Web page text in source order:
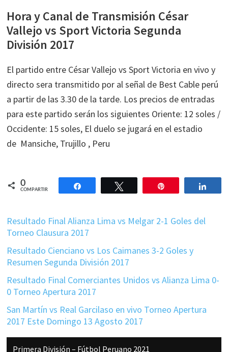
Hora y Canal de Transmisión César
Vallejo vs Sport Victoria Segunda
División 2017
El partido entre César Vallejo vs Sport Victoria en vivo y
directo sera transmitido por al señal de Best Cable perú
a partir de las 3.30 de la tarde. Los precios de entradas
para este partido serán los siguientes Oriente: 12 soles /
Occidente: 15 soles, El duelo se jugará en el estadio
de Mansiche, Trujillo , Peru
0
COMPARTIR
Compartir
Resultado Final Alianza Lima vs Melgar 2-1 Goles del
Torneo Clausura 2017
Resultado Cienciano vs Los Caimanes 3-2 Goles y
Resumen Segunda División 2017
Resultado Final Comerciantes Unidos vs Alianza Lima 0-
0 Torneo Apertura 2017
San Martín vs Real Garcilaso en vivo Torneo Apertura
2017 Este Domingo 13 Agosto 2017
Barra
Primera División – Fútbol Peruano 2021